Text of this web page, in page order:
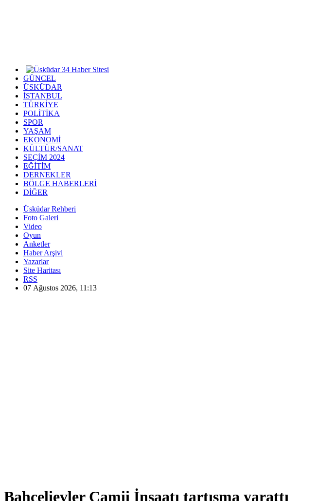
GÜNCEL
ÜSKÜDAR
İSTANBUL
TÜRKİYE
POLİTİKA
SPOR
YAŞAM
EKONOMİ
KÜLTÜR/SANAT
SEÇİM 2024
EĞİTİM
DERNEKLER
BÖLGE HABERLERİ
DİĞER
Üsküdar Rehberi
Foto Galeri
Video
Oyun
Anketler
Haber Arşivi
Yazarlar
Site Haritası
RSS
07 Ağustos 2026, 11:13
Bahçelievler Camii İnşaatı tartışma yarattı